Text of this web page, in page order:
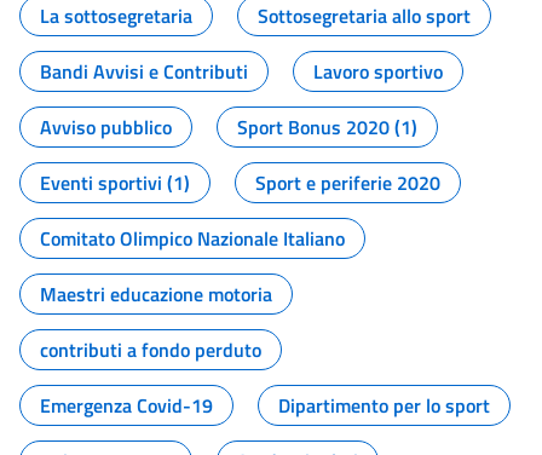
La sottosegretaria
Sottosegretaria allo sport
Bandi Avvisi e Contributi
Lavoro sportivo
Avviso pubblico
Sport Bonus 2020 (1)
Eventi sportivi (1)
Sport e periferie 2020
Comitato Olimpico Nazionale Italiano
Maestri educazione motoria
contributi a fondo perduto
Emergenza Covid-19
Dipartimento per lo sport